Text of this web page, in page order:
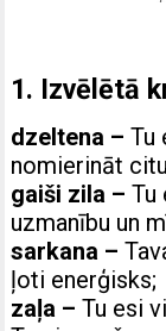
1. Izvēlētā
dzeltena – Tu
nomierināt
gaiši zila – Tu
uzmanību un
sarkana –
ļoti enerģisks;
zaļa – Tu esi